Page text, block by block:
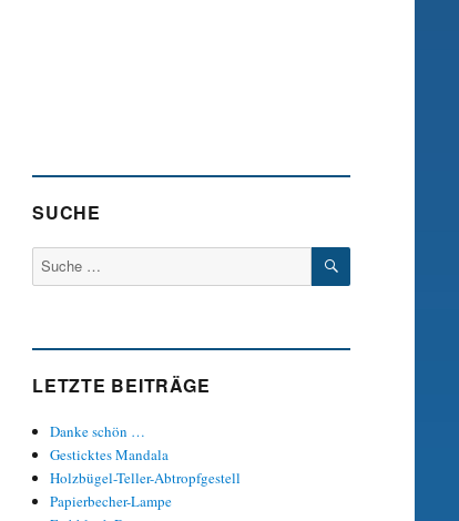
SUCHE
Suche
nach:
SUCHEN
LETZTE BEITRÄGE
Danke schön …
Gesticktes Mandala
Holzbügel-Teller-Abtropfgestell
Papierbecher-Lampe